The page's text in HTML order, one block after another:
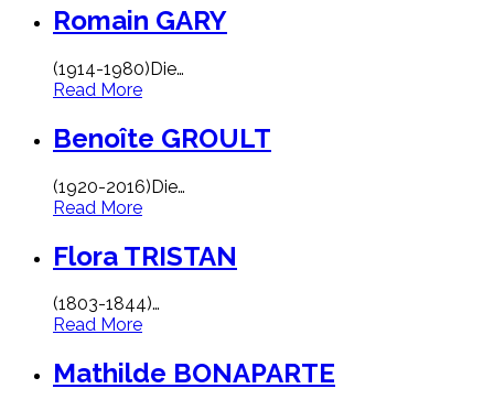
Romain GARY
(1914-1980)Die…
Read More
Benoîte GROULT
(1920-2016)Die…
Read More
Flora TRISTAN
(1803-1844)…
Read More
Mathilde BONAPARTE